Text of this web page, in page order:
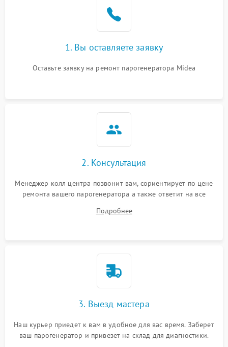
1200 ₽
Не подает пар 1800 ₽ Подробнее →
1. Вы оставляете заявку
Оставьте заявку на ремонт парогенератора Midea
2. Консультация
Менеджер колл центра позвонит вам, сориентирует по цене
ремонта вашего парогенератора а также ответит на все
Подробнее
3. Выезд мастера
Наш курьер приедет к вам в удобное для вас время. Заберет
ваш парогенератор и привезет на склад для диагностики.